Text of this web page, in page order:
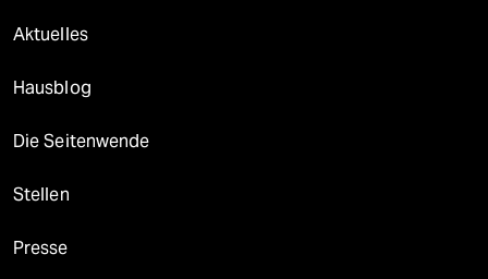
Aktuelles
Hausblog
Die Seitenwende
Stellen
Presse